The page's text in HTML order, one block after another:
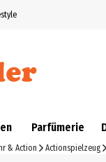
Parfümerie
& Action Actionspielzeug